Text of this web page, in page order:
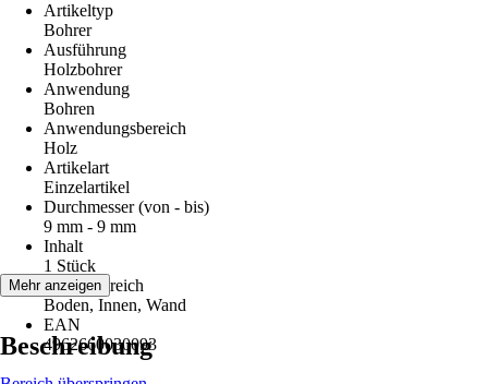
Artikeltyp
Bohrer
Ausführung
Holzbohrer
Anwendung
Bohren
Anwendungsbereich
Holz
Artikelart
Einzelartikel
Durchmesser (von - bis)
9 mm - 9 mm
Inhalt
1 Stück
Einsatzbereich
Boden, Innen, Wand
EAN
4962660030093
Mehr anzeigen
Beschreibung